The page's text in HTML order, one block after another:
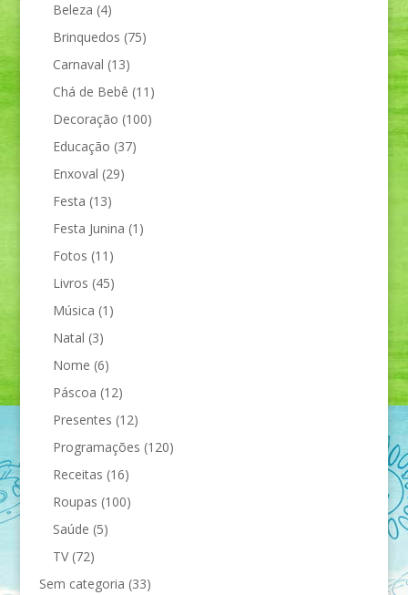
Beleza (4)
Brinquedos (75)
Carnaval (13)
Chá de Bebê (11)
Decoração (100)
Educação (37)
Enxoval (29)
Festa (13)
Festa Junina (1)
Fotos (11)
Livros (45)
Música (1)
Natal (3)
Nome (6)
Páscoa (12)
Presentes (12)
Programações (120)
Receitas (16)
Roupas (100)
Saúde (5)
TV(72)
Sem categoria (33)